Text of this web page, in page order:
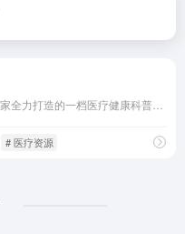
# 医疗资源